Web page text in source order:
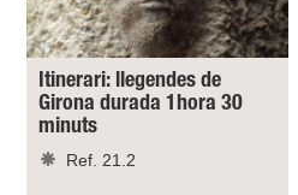
Itinerari: llegendes de
Girona durada 1hora 30
minuts
Ref. 21.2